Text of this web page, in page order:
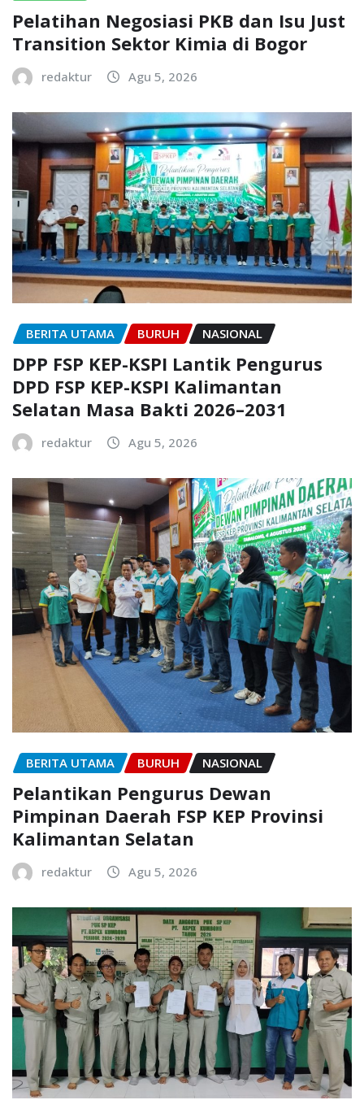
Pelatihan Negosiasi PKB dan Isu Just
Transition Sektor Kimia di Bogor
redaktur Agu 5, 2026
BERITA UTAMA BURUH NASIONAL
DPP FSP KEP-KSPI Lantik Pengurus
DPD FSP KEP-KSPI Kalimantan
Selatan Masa Bakti 2026–2031
redaktur Agu 5, 2026
BERITA UTAMA BURUH NASIONAL
Pelantikan Pengurus Dewan
Pimpinan Daerah FSP KEP Provinsi
Kalimantan Selatan
redaktur Agu 5, 2026